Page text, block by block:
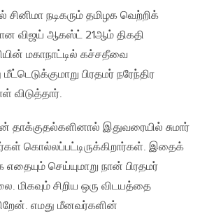
நடிகரும் தமிழக வெற்றிக்
விஜய் ஆகஸ்ட் 21ஆம் திகதி
மகாநாட்டில் கச்சதீவை
பிரதமர் நரேந்திர
விடுத்தார்.
இதுவரையில் சுமார்
கொல்லப்பட்டிருக்கிறார்கள். இதைக்
எதையும் செய்யுமாறு நான் பிரதமர்
மிகவும் சிறிய ஒரு விடயத்தை
எமது மீனவர்களின்